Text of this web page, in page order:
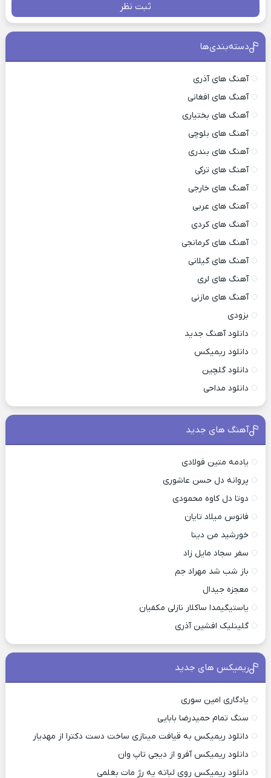
ثبت نظر
دسته‌بندی‌ها
آهنگ های آذری
آهنگ های افغانی
آهنگ های بختیاری
آهنگ های بلوچی
آهنگ های بندری
آهنگ های ترکی
آهنگ های خارجی
آهنگ های عربی
آهنگ های کردی
آهنگ های کرمانجی
آهنگ های گیلانی
آهنگ های لری
آهنگ های مازنی
بزودی
دانلود آهنگ جدید
دانلود ریمیکس
دانلود گلچین
دانلود مداحی
آهنگ های جدید
یادمه متین فولادی
پروانه دل حسن عاشوری
دوتا دل کاوه محمودی
فانوس میلاد تایان
خورشید من دینا
سفر سجاد مایل زاد
باز شب شد مهراد جم
معجزه جیدال
یاستیگیمدا ساکلار نازلی مکفیان
گلینلیک افشین آذری
ریمیکس های جدید
یادگاری امین سوری
سنگ تمام حمیدرضا بابایی
دانلود ریمیکس به قیافت مینازی ساخت دست دکترا از مهدیار
دانلود ریمیکس آفرو از ديجی تاپ وان
دانلود ریمیکس روی لباته یه رژ مات بغلمی